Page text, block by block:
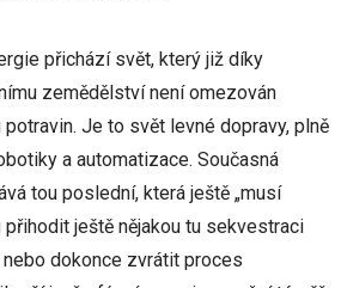
přichází svět, který již díky
zemědělství není omezován
Je to svět levné dopravy, plně
a automatizace. Současná
tou poslední, která ještě „musí
přihodit ještě nějakou tu sekvestraci
dokonce zvrátit proces